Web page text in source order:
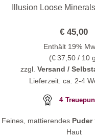
Illusion Loose
€ 45,00
Enthält 19%
(€ 37,50 / 10
zzgl. Versand /
Lieferzeit: ca. 2-4
4
Feines, mattierendes Puder
Haut